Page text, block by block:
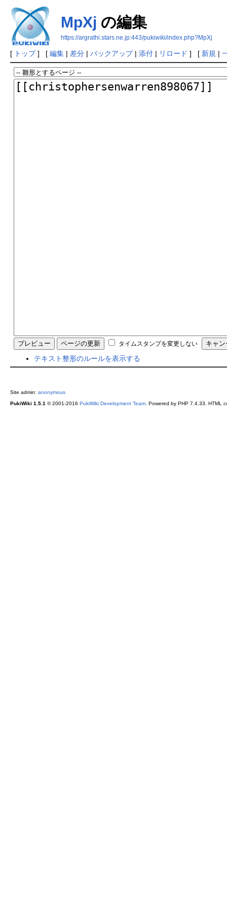
MpXj の編集
https://argrathi.stars.ne.jp:443/pukiwiki/index.php?MpXj
[ トップ] [ 編集| 差分| バックアップ| 添付| リロード ] [ 新規 |
タイムスタンプを変更しない
テキスト整形のルールを表示する
Site admin: anonymous
PukiWiki 1.5.1 © 2001-2016 PukiWiki Development Team. Powered by PHP 7.4.33. HTML